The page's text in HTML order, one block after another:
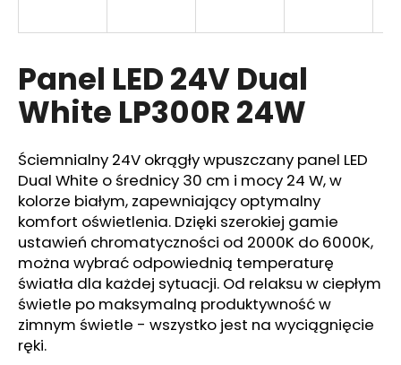
Panel LED 24V Dual
White LP300R 24W
Ściemnialny 24V okrągły wpuszczany panel LED
Dual White o średnicy 30 cm i mocy 24 W, w
kolorze białym, zapewniający optymalny
komfort oświetlenia. Dzięki szerokiej gamie
ustawień chromatyczności od 2000K do 6000K,
można wybrać odpowiednią temperaturę
światła dla każdej sytuacji. Od relaksu w ciepłym
świetle po maksymalną produktywność w
zimnym świetle - wszystko jest na wyciągnięcie
ręki.
SZUKAJ
P
o
l
e
c
a
m
y